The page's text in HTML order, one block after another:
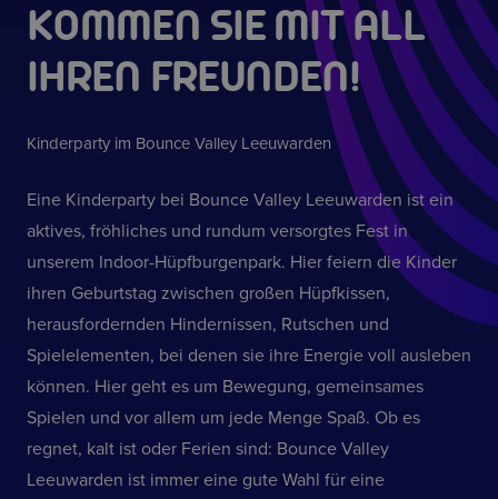
KOMMEN SIE MIT ALL
IHREN FREUNDEN!
Kinderparty im Bounce Valley Leeuwarden
Eine Kinderparty bei Bounce Valley Leeuwarden ist ein
aktives, fröhliches und rundum versorgtes Fest in
unserem Indoor-Hüpfburgenpark. Hier feiern die Kinder
ihren Geburtstag zwischen großen Hüpfkissen,
herausfordernden Hindernissen, Rutschen und
Spielelementen, bei denen sie ihre Energie voll ausleben
können. Hier geht es um Bewegung, gemeinsames
Spielen und vor allem um jede Menge Spaß. Ob es
regnet, kalt ist oder Ferien sind: Bounce Valley
Leeuwarden ist immer eine gute Wahl für eine